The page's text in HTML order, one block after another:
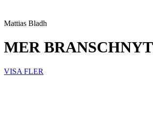
Mattias Bladh
MER
VISA FLER